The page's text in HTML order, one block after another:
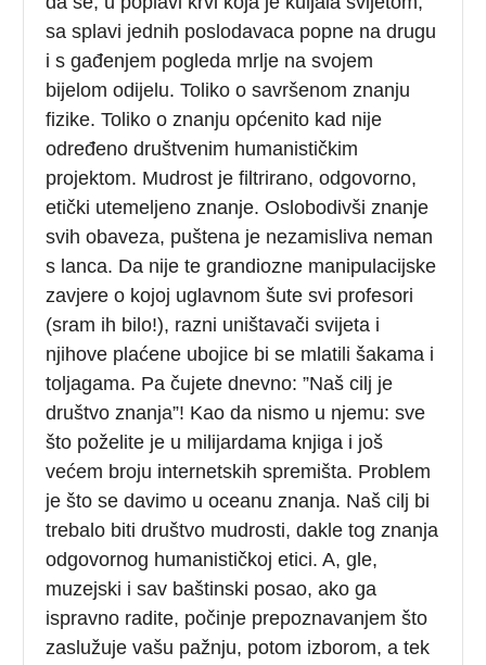
sa splavi jednih poslodavaca popne na drugu
i s gađenjem pogleda mrlje na svojem
bijelom odijelu. Toliko o savršenom znanju
fizike. Toliko o znanju općenito kad nije
određeno društvenim humanističkim
projektom. Mudrost je filtrirano, odgovorno,
etički utemeljeno znanje. Oslobodivši znanje
svih obaveza, puštena je nezamisliva neman
s lanca. Da nije te grandiozne manipulacijske
zavjere o kojoj uglavnom šute svi profesori
(sram ih bilo!), razni uništavači svijeta i
njihove plaćene ubojice bi se mlatili šakama i
toljagama. Pa čujete dnevno: ”Naš cilj je
društvo znanja”! Kao da nismo u njemu: sve
što poželite je u milijardama knjiga i još
većem broju internetskih spremišta. Problem
je što se davimo u oceanu znanja. Naš cilj bi
trebalo biti društvo mudrosti, dakle tog znanja
odgovornog humanističkoj etici. A, gle,
muzejski i sav baštinski posao, ako ga
ispravno radite, počinje prepoznavanjem što
zaslužuje vašu pažnju, potom izborom, a tek